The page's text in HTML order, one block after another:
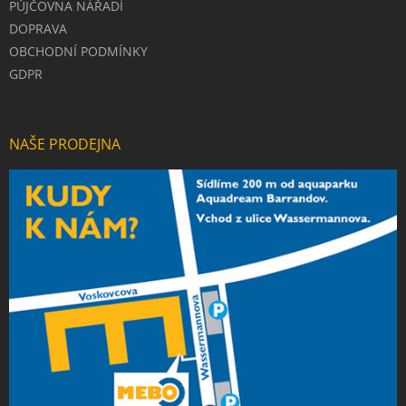
PŮJČOVNA NÁŘADÍ
DOPRAVA
OBCHODNÍ PODMÍNKY
GDPR
NAŠE PRODEJNA